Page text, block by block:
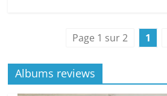
Page 1 sur 2 1
Albums reviews